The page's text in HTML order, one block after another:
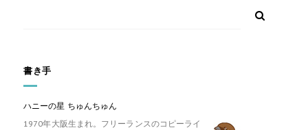
書き手
ハニーの星 ちゅんちゅん
1970年大阪生まれ。フリーランスのコピーライ